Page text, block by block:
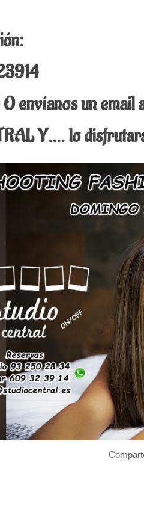
envíanos un email
Y…. lo